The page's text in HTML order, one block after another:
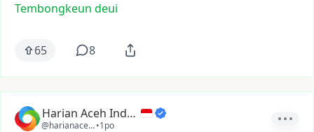
Tembongkeun deui
65 8
Harian Aceh Indonesia
@harianacehindonesia
•1po